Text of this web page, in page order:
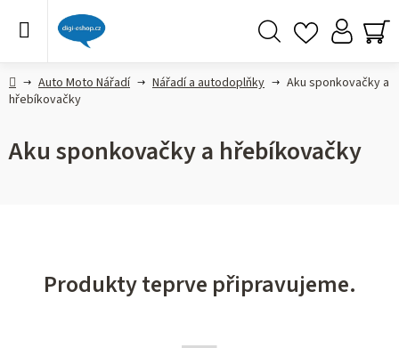
DomůAuto Moto Nářadí Nářadí a autodoplňky
Aku sponkovačky a
hřebíkovačky
Aku sponkovačky a hřebíkovačky
Produkty teprve připravujeme.